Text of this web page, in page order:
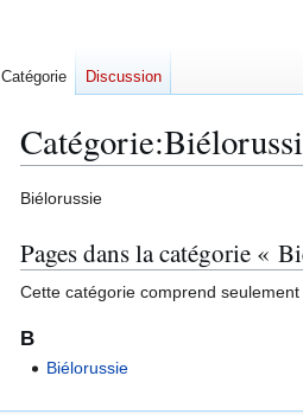
Catégorie:
Aller
la
navigation
Aller
la
recherche
Biélorussie
Pages dans la catégorie «
Cette catégorie comprend
B
Biélorussie
Catégorie Discussion